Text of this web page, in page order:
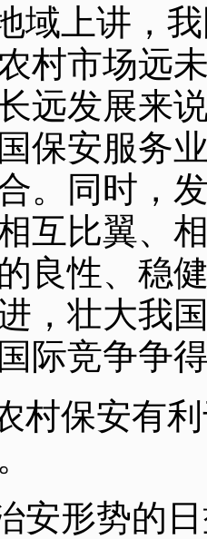
域上讲，
村市场远
远发展来
保安服务
。同时，
互比翼、
良性、稳
，壮大我
际竞争争
村保安有
安形势的